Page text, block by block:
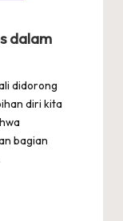
dalam
didorong
diri kita
bagian